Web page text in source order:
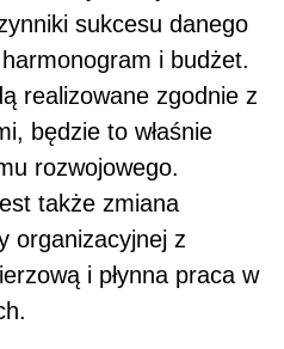
sukcesu danego
i budżet.
realizowane zgodnie z
będzie to właśnie
rozwojowego.
także zmiana
organizacyjnej z
i płynna praca w